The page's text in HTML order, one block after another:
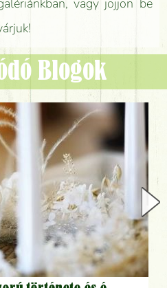
vagy jöjjön be
Blogok